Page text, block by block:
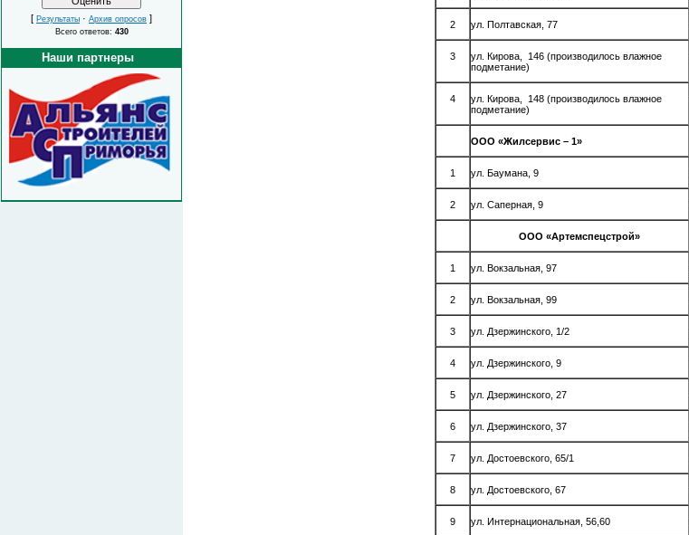
[ Результаты · Архив опросов ]
Всего ответов: 430
Наши партнеры
2 ул. Полтавская, 77
3
ул. Кирова, 146 (производилось влажное
подметание)
4
ул. Кирова, 148 (производилось влажное
подметание)
ООО «Жилсервис – 1»
1 ул. Баумана, 9
2 ул. Саперная, 9
ООО «Артемспецстрой»
1 ул. Вокзальная, 97
2 ул. Вокзальная, 99
3 ул. Дзержинского, 1/2
4 ул. Дзержинского, 9
5 ул. Дзержинского, 27
6 ул. Дзержинского, 37
7 ул. Достоевского, 65/1
8 ул. Достоевского, 67
9 ул. Интернациональная, 56,60